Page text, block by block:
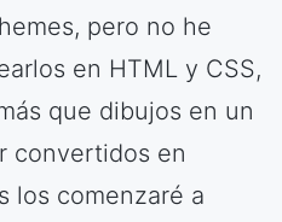
pero no he
en HTML y CSS,
que dibujos en un
convertidos en
los comenzaré a